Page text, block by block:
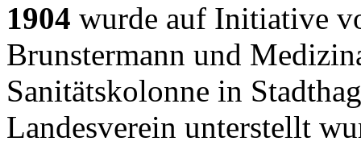
1904 wurde auf Initiative
Brunstermann und
Sanitätskolonne in
Landesverein unterstellt